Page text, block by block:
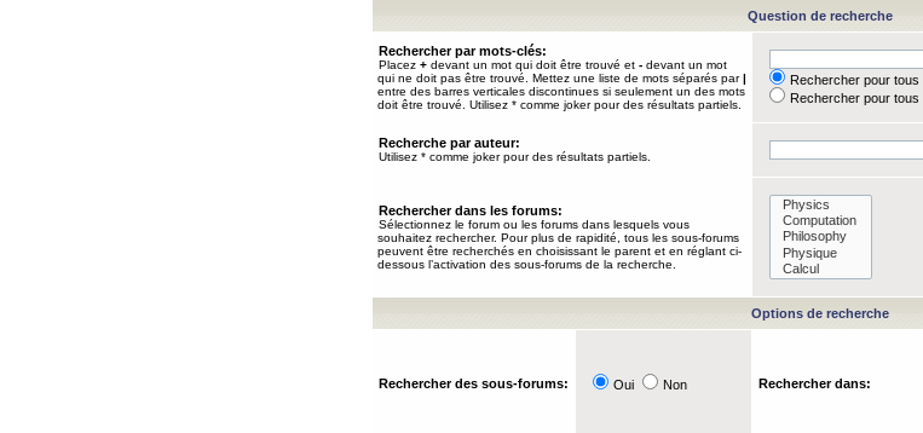
Question de recherche
Rechercher par mots-clés:
Placez + devant un mot qui doit être trouvé et - devant un mot
qui ne doit pas être trouvé. Mettez une liste de mots séparés par|
entre des barres verticales discontinues si seulement un des mots
doit être trouvé. Utilisez * comme joker pour des résultats partiels.
Rechercher pour
Rechercher pour tous
Recherche par auteur:
Utilisez * comme joker pour des résultats partiels.
Rechercher dans les forums:
Sélectionnez le forum ou les forums dans lesquels vous
souhaitez rechercher. Pour plus de rapidité, tous les sous-forums
peuvent être recherchés en choisissant le parent et en réglant ci-
dessous l’activation des sous-forums de la recherche.
Options de recherche
Rechercher des sous-forums: Oui Non Rechercher dans: